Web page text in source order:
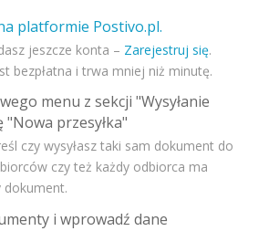
platformie Postivo.pl.
jeszcze konta – Zarejestruj się.
bezpłatna i trwa mniej niż minutę.
menu z sekcji "Wysyłanie
"Nowa przesyłka"
czy wysyłasz taki sam dokument do
czy też każdy odbiorca ma
dokument.
i wprowadź dane